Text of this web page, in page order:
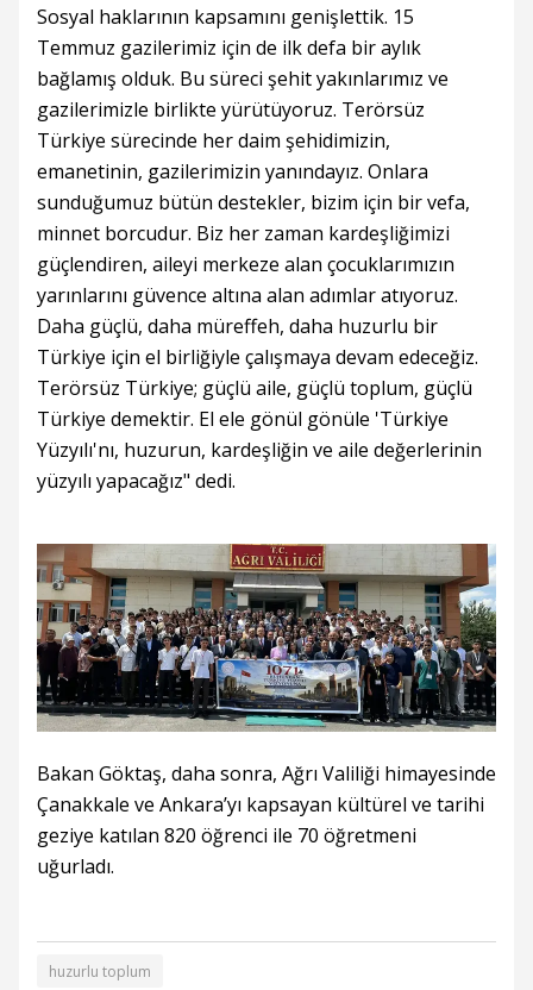
Sosyal haklarının kapsamını genişlettik. 15
Temmuz gazilerimiz için de ilk defa bir aylık
bağlamış olduk. Bu süreci şehit yakınlarımız ve
gazilerimizle birlikte yürütüyoruz. Terörsüz
Türkiye sürecinde her daim şehidimizin,
emanetinin, gazilerimizin yanındayız. Onlara
sunduğumuz bütün destekler, bizim için bir vefa,
minnet borcudur. Biz her zaman kardeşliğimizi
güçlendiren, aileyi merkeze alan çocuklarımızın
yarınlarını güvence altına alan adımlar atıyoruz.
Daha güçlü, daha müreffeh, daha huzurlu bir
Türkiye için el birliğiyle çalışmaya devam edeceğiz.
Terörsüz Türkiye; güçlü aile, güçlü toplum, güçlü
Türkiye demektir. El ele gönül gönüle 'Türkiye
Yüzyılı'nı, huzurun, kardeşliğin ve aile değerlerinin
yüzyılı yapacağız" dedi.
Bakan Göktaş, daha sonra, Ağrı Valiliği himayesinde
Çanakkale ve Ankara’yı kapsayan kültürel ve tarihi
geziye katılan 820 öğrenci ile 70 öğretmeni
uğurladı.
huzurlu toplum